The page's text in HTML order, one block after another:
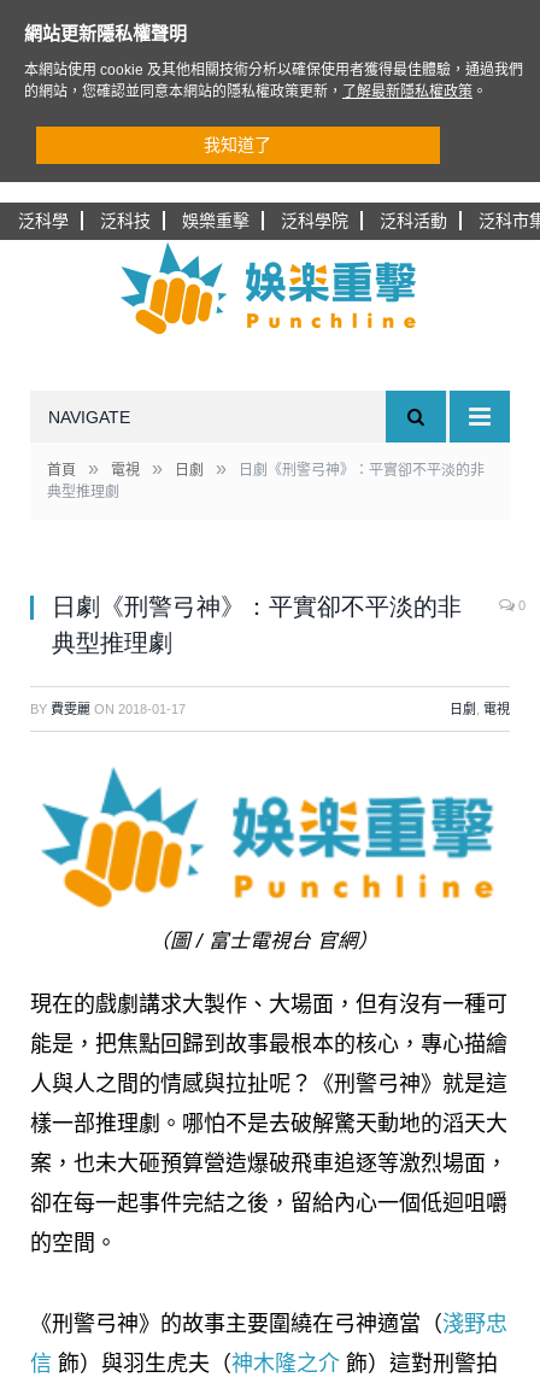
泛科學 泛科技 娛樂重擊 泛科學院 泛科活動 泛科市
NAVIGATE
首頁 » 電視 » 日劇 »
日劇《刑警弓神》：平實卻不平淡的非
典型推理劇
日劇《刑警弓神》：平實卻不平淡的非
典型推理劇
0
BY 費雯麗 ON 2018-01-17 日劇 電視
（圖 / 富士電視台 官網）
現在的戲劇講求大製作、大場面，但有沒有一種可
能是，把焦點回歸到故事最根本的核心，專心描繪
人與人之間的情感與拉扯呢？《刑警弓神》就是這
樣一部推理劇。哪怕不是去破解驚天動地的滔天大
案，也未大砸預算營造爆破飛車追逐等激烈場面，
卻在每一起事件完結之後，留給內心一個低迴咀嚼
的空間。
《刑警弓神》的故事主要圍繞在弓神適當（淺野忠
信 飾）與羽生虎夫（神木隆之介 飾）這對刑警拍
網站更新隱私權聲明
本網站使用 cookie 及其他相關技術分析以確保使用者獲得最佳體驗，通過我們
的網站，您確認並同意本網站的隱私權政策更新，
了解最新隱私權政策 。
我知道了